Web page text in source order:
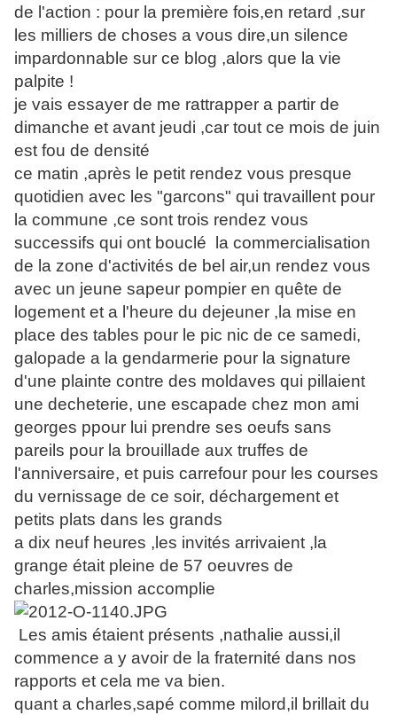
de l'action : pour la première fois,en retard ,sur
les milliers de choses a vous dire,un silence
impardonnable sur ce blog ,alors que la vie
palpite !
je vais essayer de me rattrapper a partir de
dimanche et avant jeudi ,car tout ce mois de juin
est fou de densité
ce matin ,après le petit rendez vous presque
quotidien avec les "garcons" qui travaillent pour
la commune ,ce sont trois rendez vous
successifs qui ont bouclé la commercialisation
de la zone d'activités de bel air,un rendez vous
avec un jeune sapeur pompier en quête de
logement et a l'heure du dejeuner ,la mise en
place des tables pour le pic nic de ce samedi,
galopade a la gendarmerie pour la signature
d'une plainte contre des moldaves qui pillaient
une decheterie, une escapade chez mon ami
georges ppour lui prendre ses oeufs sans
pareils pour la brouillade aux truffes de
l'anniversaire, et puis carrefour pour les courses
du vernissage de ce soir, déchargement et
petits plats dans les grands
a dix neuf heures ,les invités arrivaient ,la
grange était pleine de 57 oeuvres de
charles,mission accomplie
Les amis étaient présents ,nathalie aussi,il
commence a y avoir de la fraternité dans nos
rapports et cela me va bien.
quant a charles,sapé comme milord,il brillait du